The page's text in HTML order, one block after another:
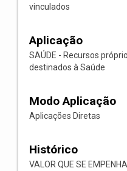
vinculados
Aplicação
SAÚDE - Recursos
destinados à Saúde
Modo Aplicação
Aplicações Diretas
Histórico
VALOR QUE SE